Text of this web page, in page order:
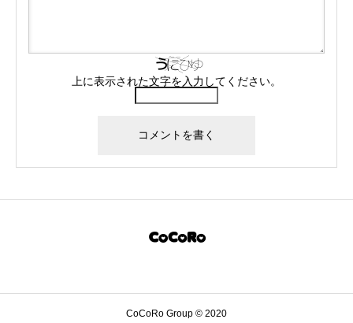
上に表示された文字を入力してください。
CoCoRo Group © 2020